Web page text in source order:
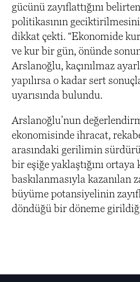
gücünü zayıflattığını
politikasının
dikkat çekti. “Ekonomide
ve kur bir gün, önünde
Arslanoğlu, kaçınılmaz
yapılırsa o kadar sert
uyarısında bulundu.
Arslanoğlu’nun
ekonomisinde ihracat,
arasındaki gerilimin
bir eşiğe yaklaştığını
baskılanmasıyla kazanılan
büyüme potansiyelinin
döndüğü bir döneme